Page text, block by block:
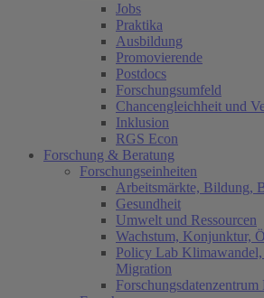
Jobs
Praktika
Ausbildung
Promovierende
Postdocs
Forschungsumfeld
Chancengleichheit und
Inklusion
RGS Econ
Forschung & Beratung
Forschungseinheiten
Arbeitsmärkte, Bildung,
Gesundheit
Umwelt und Ressourcen
Wachstum, Konjunktur,
Policy Lab
Migration